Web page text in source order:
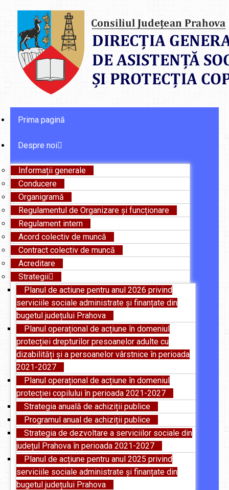
Prima pagină
Despre noi
Informații generale
Conducere
Organigramă
Regulamentul de Organizare și funcționare
Regulament intern
Acord colectiv de muncă
Contract colectiv de muncă
Acreditare
Strategii
Planul de actiune pentru anul 2026 privind
serviciile sociale administrate și finanțate din
bugetul județului Prahova
Planul operațional de acțiune în domeniul
protecției drepturilor presoanelor adulte cu
dizabilități și a persoanelor vârstnice în perioada
2021-2027
Planul operațional de acțiune în domeniul
protecției copilului în perioada 2021-2027
Strategia anuală de achiziții publice
Programul anual de achiziții publice
Strategia de dezvoltare a serviciilor sociale din
județul Prahova în perioada 2021-2027
Planul de acțiune pentru anul 2025 privind
serviciile sociale administrate și finanțate din
bugetul județului Prahova